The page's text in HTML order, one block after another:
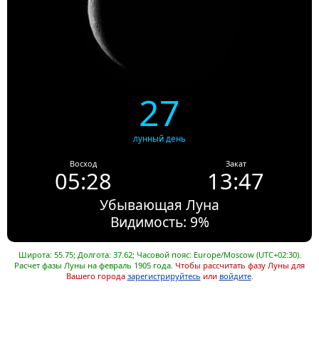
27
лунный день
Восход
05:28
Закат
13:47
Убывающая Луна
Видимость: 9%
Широта: 55.75; Долгота: 37.62; Часовой пояс: Europe/Moscow (UTC+02:30).
Расчет фазы Луны на февраль 1905 года. Чтобы рассчитать фазу Луны для
Вашего города зарегистрируйтесь или войдите.